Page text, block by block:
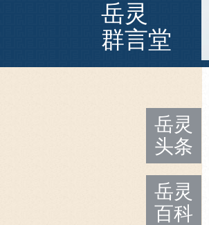
岳灵
群言堂
岳灵
头条
岳灵
百科